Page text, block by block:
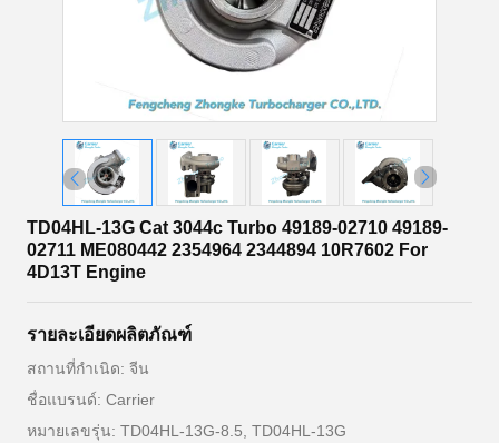
TD04HL-13G Cat 3044c Turbo 49189-02710 49189-
02711 ME080442 2354964 2344894 10R7602 For
4D13T Engine
รายละเอียดผลิตภัณฑ์
สถานที่กำเนิด: จีน
ชื่อแบรนด์: Carrier
หมายเลขรุ่น: TD04HL-13G-8.5, TD04HL-13G